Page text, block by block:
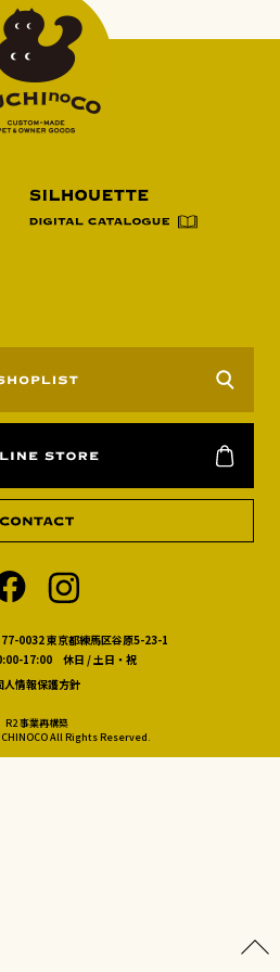
0032 東京都練馬区谷原5-23-1
17:00 休日 / 土日・祝
人情報保護方針
R2 事業再構築
All Rights Reserved.